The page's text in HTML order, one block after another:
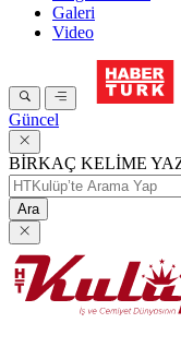
Galeri
Video
Güncel
BİRKAÇ KELİME
Ara